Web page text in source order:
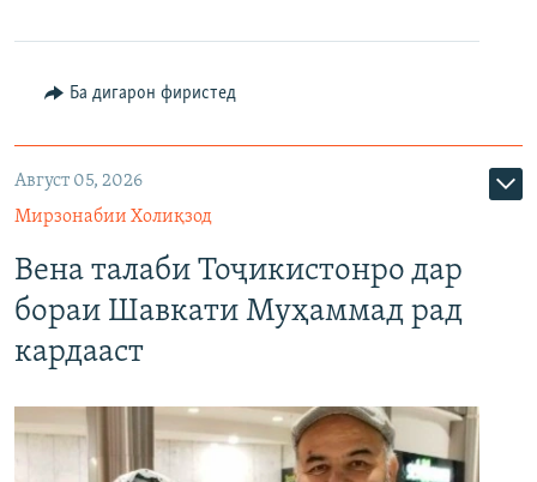
Ба дигарон фиристед
Август 05, 2026
Мирзонабии Холиқзод
Вена талаби Тоҷикистонро дар
бораи Шавкати Муҳаммад рад
кардааст